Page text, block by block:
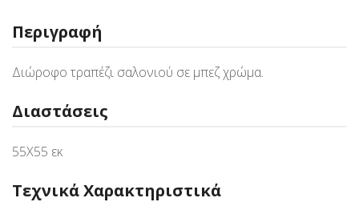
Περιγραφή
Διώροφο τραπέζι σαλονιού σε μπεζ χρώμα.
Διαστάσεις
55Χ55 εκ
Τεχνικά Χαρακτηριστικά